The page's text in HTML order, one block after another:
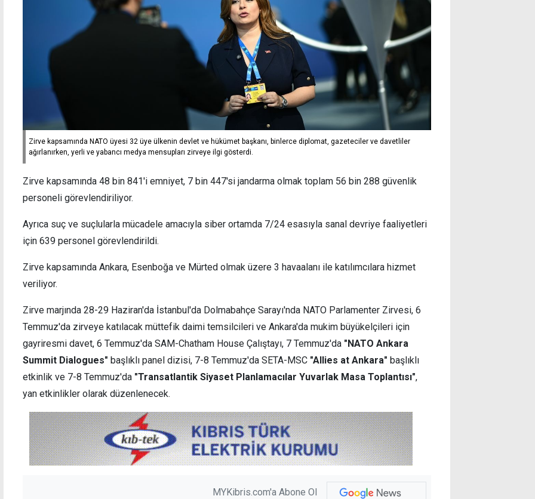
Zirve kapsamında NATO üyesi 32 üye ülkenin devlet ve hükümet başkanı, binlerce diplomat, gazeteciler ve davetliler
ağırlanırken, yerli ve yabancı medya mensupları zirveye ilgi gösterdi.
Zirve kapsamında 48 bin 841'i emniyet, 7 bin 447'si jandarma olmak toplam 56 bin 288 güvenlik
personeli görevlendiriliyor.
Ayrıca suç ve suçlularla mücadele amacıyla siber ortamda 7/24 esasıyla sanal devriye faaliyetleri
için 639 personel görevlendirildi.
Zirve kapsamında Ankara, Esenboğa ve Mürted olmak üzere 3 havaalanı ile katılımcılara hizmet
veriliyor.
Zirve marjında 28-29 Haziran'da İstanbul'da Dolmabahçe Sarayı'nda NATO Parlamenter Zirvesi, 6
Temmuz'da zirveye katılacak müttefik daimi temsilcileri ve Ankara'da mukim büyükelçileri için
gayriresmi davet, 6 Temmuz'da SAM-Chatham House Çalıştayı, 7 Temmuz'da "NATO Ankara
Summit Dialogues" başlıklı panel dizisi, 7-8 Temmuz'da SETA-MSC "Allies at Ankara" başlıklı
etkinlik ve 7-8 Temmuz'da "Transatlantik Siyaset Planlamacılar Yuvarlak Masa Toplantısı",
yan etkinlikler olarak düzenlenecek.
MYKibris.com'a Abone Ol